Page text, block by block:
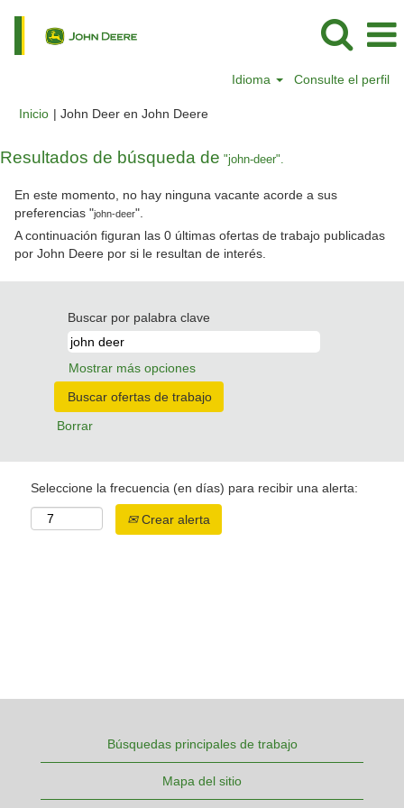
Idioma Consulte el perfil
Inicio | John Deer en John Deere(página
Resultados de búsqueda de "john-deer".
En este momento, no hay ninguna vacante acorde a sus
preferencias "john-deer".
A continuación figuran las 0 últimas ofertas de trabajo publicadas
por John Deere por si le resultan de interés.
Buscar por palabra clave
Mostrar más opciones
Borrar
Seleccione la frecuencia (en días) para recibir una alerta:
Crear alerta
Búsquedas principales de trabajo
Mapa del sitio